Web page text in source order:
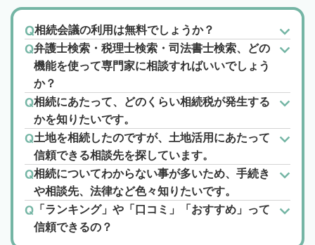
相続会議の利用は無料でしょうか？
弁護士検索・税理士検索・司法書士検索、どの
機能を使って専門家に相談すればいいでしょう
か？
相続にあたって、どのくらい相続税が発生する
かを知りたいです。
土地を相続したのですが、土地活用にあたって
信頼できる相談先を探しています。
相続についてわからない事が多いため、手続き
や相談先、法律など色々知りたいです。
「ランキング」や「口コミ」「おすすめ」って
信頼できるの？